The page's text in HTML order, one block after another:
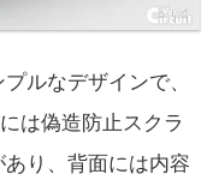
ルなデザインで、
は偽造防止スクラ
り、背面には内容